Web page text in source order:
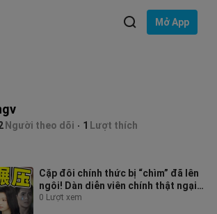
Mở App
Người theo dõi 1 Lượt thích
Cặp đôi chính thức bị “chìm” đã lên
ngôi! Dàn diễn viên chính thật ngại
ngùng!
0 Lượt xem
Việt
ngữ